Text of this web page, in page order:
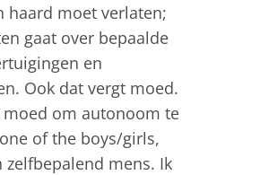
haard moet verlaten;
gaat over bepaalde
en
Ook dat vergt moed.
moed om autonoom te
of the boys/girls,
zelfbepalend mens. Ik